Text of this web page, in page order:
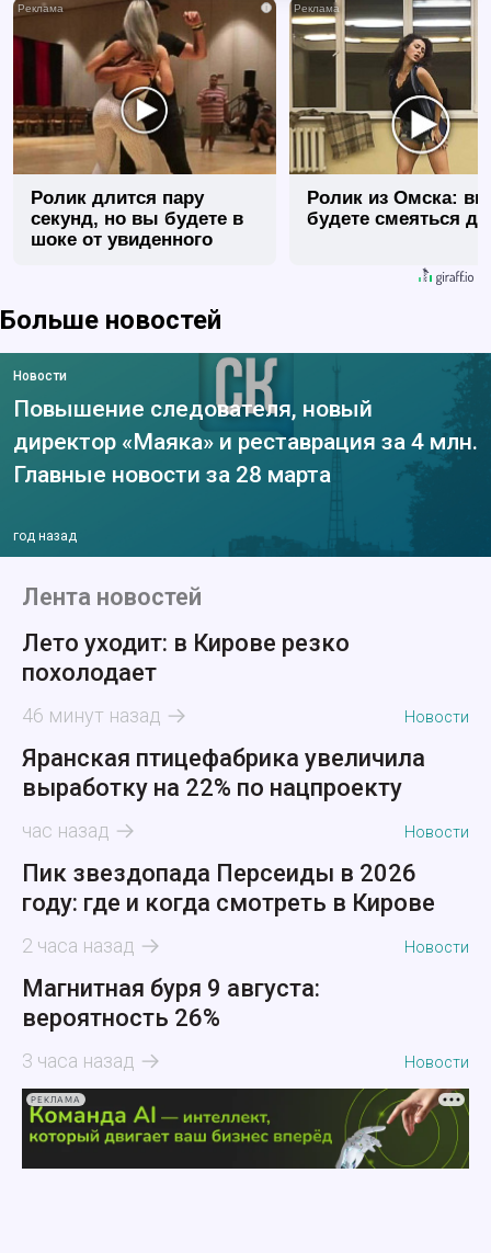
i
Ролик длится пару
секунд, но вы будете в
шоке от увиденного
Ролик из Омска: вы
будете смеяться
Больше новостей
Новости
Повышение следователя, новый
директор «Маяка» и реставрация за 4 млн.
Главные новости за 28 марта
год назад
Лента новостей
Лето уходит: в Кирове резко
похолодает
46 минут назад Новости
Яранская птицефабрика увеличила
выработку на 22% по нацпроекту
час назад Новости
Пик звездопада Персеиды в 2026
году: где и когда смотреть в Кирове
2 часа назад Новости
Магнитная буря 9 августа:
вероятность 26%
3 часа назад Новости
РЕКЛАМА